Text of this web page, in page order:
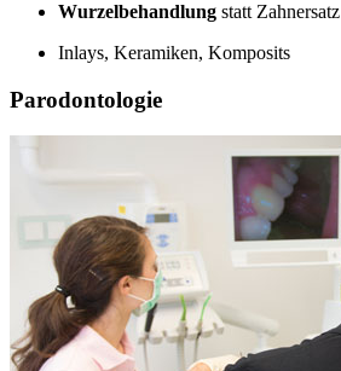
Wurzelbehandlung statt Zahnersatz
Inlays, Keramiken, Komposits
Parodontologie